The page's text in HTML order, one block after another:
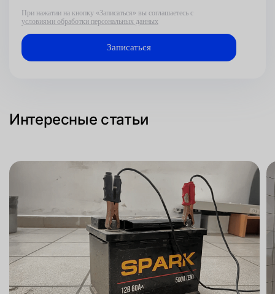
При нажатии на кнопку «Записаться» вы соглашаетесь с
условиями обработки персональных данных
Интересные статьи